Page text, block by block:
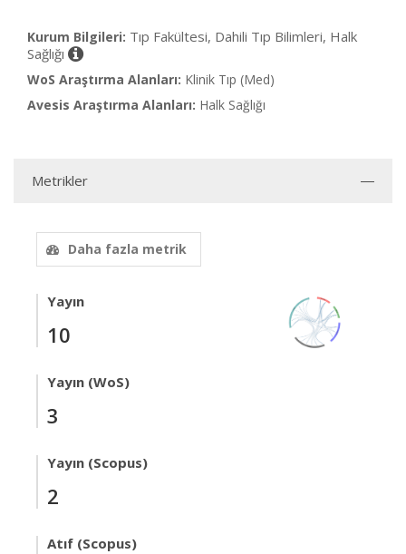
Kurum Bilgileri: Tıp Fakültesi, Dahili Tıp Bilimleri, Halk
Sağlığı
WoS Araştırma Alanları: Klinik Tıp (Med)
Avesis Araştırma Alanları: Halk Sağlığı
Metrikler
Daha fazla metrik
Yayın
10
Yayın (WoS)
3
Yayın (Scopus)
2
Atıf (Scopus)